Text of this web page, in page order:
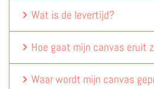
Wat is de levertijd?
Hoe gaat mijn canvas eruit
Waar wordt mijn canvas